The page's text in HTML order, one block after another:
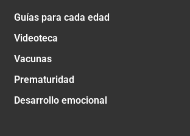
Guías para cada edad
Videoteca
Vacunas
Prematuridad
Desarrollo emocional